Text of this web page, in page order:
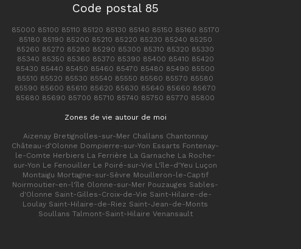
Code postal 85
85000 85100 85110 85120 85130 85140 85150 85160 85170
85180 85190 85200 85210 85220 85230 85240 85250
85260 85270 85280 85290 85300 85310 85320 85330
85340 85350 85360 85370 85390 85400 85410 85420
85430 85440 85450 85460 85470 85480 85490 85500
85510 85520 85530 85540 85550 85560 85570 85580
85590 85600 85610 85620 85630 85640 85660 85670
85680 85690 85700 85710 85740 85750 85770 85800
Zones de vie autour de moi
Aizenay Bretignolles-sur-Mer Challans Chantonnay
Château-d'Olonne Dompierre-sur-Yon Essarts Fontenay-
le-Comte Herbiers La Ferrière La Garnache La Roche-
sur-Yon Le Fenouiller Le Poiré-sur-Vie L'île-d'Yeu Luçon
Montaigu Mortagne-sur-Sèvre Mouilleron-le-Captif
Noirmoutier-en-l'île Olonne-sur-Mer Pouzauges Sables-
d'Olonne Saint-Gilles-Croix-de-Vie Saint-Hilaire-de-
Loulay Saint-Hilaire-de-Riez Saint-Jean-de-Monts
Soullans Talmont-Saint-Hilaire Venansault